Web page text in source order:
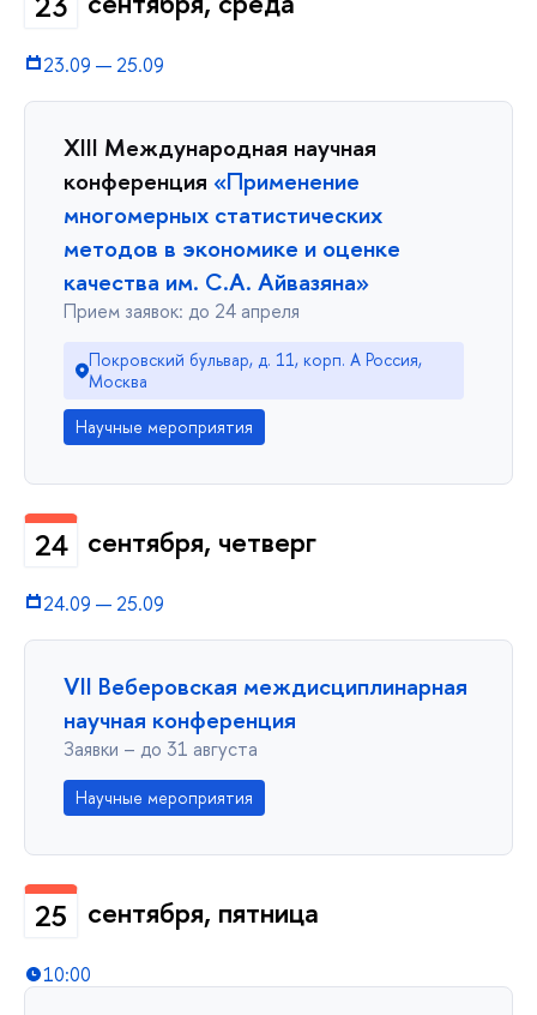
23.09 — 25.09
XIII Международная научная
конференция «Применение
многомерных статистических
методов в экономике и оценке
качества им. С.А. Айвазяна»
Прием заявок: до 24 апреля
Покровский бульвар, д. 11, корп. A Россия,
Москва
Научные мероприятия
24 сентября, четверг
24.09 — 25.09
VII Веберовская междисциплинарная
научная конференция
Заявки – до 31 августа
Научные мероприятия
25 сентября, пятница
10:00